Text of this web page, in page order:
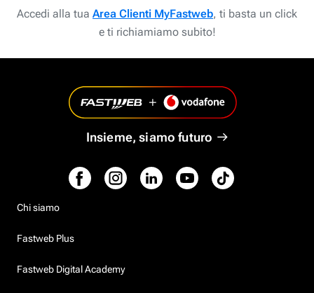
Accedi alla tua Area Clienti MyFastweb, ti basta un click
e ti richiamiamo subito!
Insieme, siamo futuro
Chi siamo
Fastweb Plus
Fastweb Digital Academy